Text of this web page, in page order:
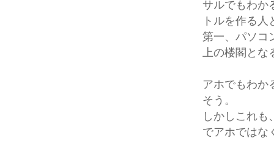
サルでもわか
トルを作る
第一、パソコ
上の楼閣とな
アホでもわか
そう。
しかしこれも
でアホではな